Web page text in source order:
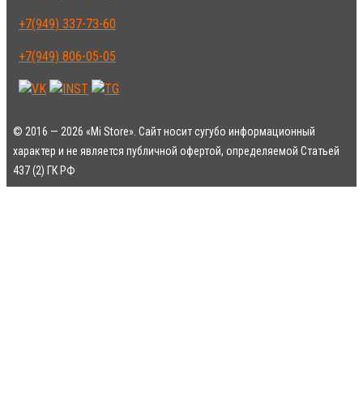
+7(949) 337-73-60
+7(949) 806-05-05
© 2016 — 2026 «Mi Store». Сайт носит сугубо информационный
характер и не является публичной офертой, определяемой Статьей
437 (2) ГК РФ